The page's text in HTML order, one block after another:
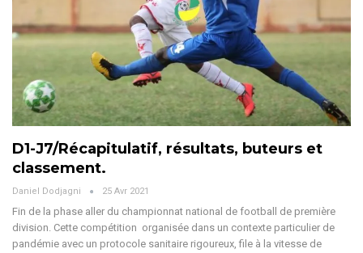
D1-J7/Récapitulatif, résultats, buteurs et
classement.
Daniel Dodjagni 25 Avr 2021
Fin de la phase aller du championnat national de football de première
division. Cette compétition organisée dans un contexte particulier de
pandémie avec un protocole sanitaire rigoureux, file à la vitesse de